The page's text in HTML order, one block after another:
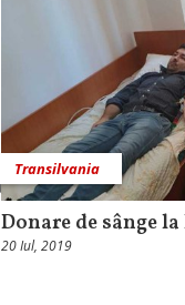
Transilvania
Donare de sânge
20 Iul, 2019